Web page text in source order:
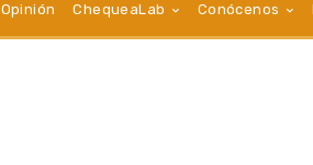
Opinión ChequeaLab Conócenos